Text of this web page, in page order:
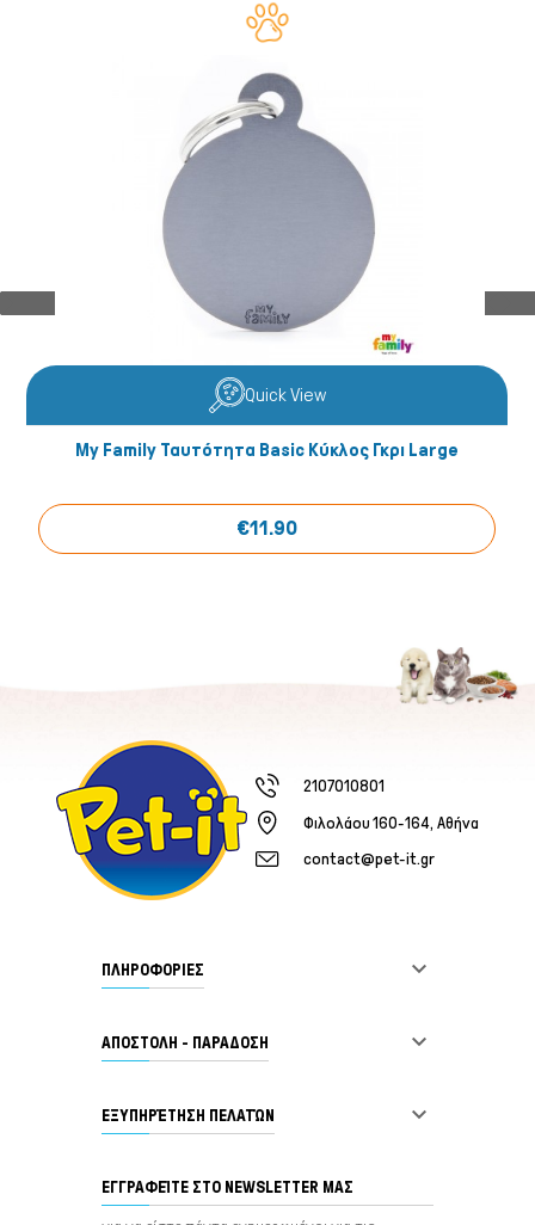
Μικρά ζώα
Quick View
My Family Ταυτότητα Basic Κύκλος Γκρι Large
€11.90
2107010801
Φιλολάου 160-164, Αθήνα
contact@pet-it.gr
ΠΛΗΡΟΦΟΡΙΕΣ 
ΑΠΟΣΤΟΛΗ - ΠΑΡΑΔΟΣΗ 
ΕΞΥΠΗΡΈΤΗΣΗ ΠΕΛΑΤΏΝ 
ΕΓΓΡΑΦΕΊΤΕ ΣΤΟ NEWSLETTER ΜΑΣ